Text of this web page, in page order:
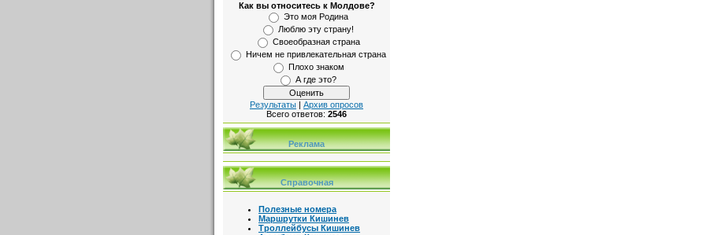
Как вы относитесь к Молдове?
Это моя Родина
Люблю эту страну!
Своеобразная страна
Ничем не привлекательная страна
Плохо знаком
А где это?
Результаты | Архив опросов
Всего ответов: 2546
Реклама
Справочная
Полезные номера
Маршрутки Кишинев
Троллейбусы Кишинев